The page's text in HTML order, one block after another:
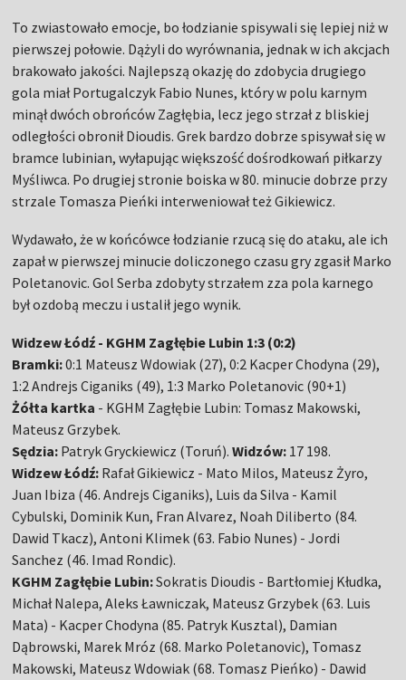
To zwiastowało emocje, bo łodzianie spisywali się lepiej niż w
pierwszej połowie. Dążyli do wyrównania, jednak w ich akcjach
brakowało jakości. Najlepszą okazję do zdobycia drugiego
gola miał Portugalczyk Fabio Nunes, który w polu karnym
minął dwóch obrońców Zagłębia, lecz jego strzał z bliskiej
odległości obronił Dioudis. Grek bardzo dobrze spisywał się w
bramce lubinian, wyłapując większość dośrodkowań piłkarzy
Myśliwca. Po drugiej stronie boiska w 80. minucie dobrze przy
strzale Tomasza Pieńki interweniował też Gikiewicz.
Wydawało, że w końcówce łodzianie rzucą się do ataku, ale ich
zapał w pierwszej minucie doliczonego czasu gry zgasił Marko
Poletanovic. Gol Serba zdobyty strzałem zza pola karnego
był ozdobą meczu i ustalił jego wynik.
Widzew Łódź - KGHM Zagłębie Lubin 1:3 (0:2)
Bramki:0:1 Mateusz Wdowiak (27), 0:2 Kacper Chodyna (29),
1:2 Andrejs Ciganiks (49), 1:3 Marko Poletanovic (90+1)
Żółta kartka - KGHM Zagłębie Lubin: Tomasz Makowski,
Mateusz Grzybek.
Sędzia: Patryk Gryckiewicz (Toruń).Widzów: 17 198.
Widzew Łódź: Rafał Gikiewicz - Mato Milos, Mateusz Żyro,
Juan Ibiza (46. Andrejs Ciganiks), Luis da Silva - Kamil
Cybulski, Dominik Kun, Fran Alvarez, Noah Diliberto (84.
Dawid Tkacz), Antoni Klimek (63. Fabio Nunes) - Jordi
Sanchez (46. Imad Rondic).
KGHM Zagłębie Lubin:Sokratis Dioudis - Bartłomiej Kłudka,
Michał Nalepa, Aleks Ławniczak, Mateusz Grzybek (63. Luis
Mata) - Kacper Chodyna (85. Patryk Kusztal), Damian
Dąbrowski, Marek Mróz (68. Marko Poletanovic), Tomasz
Makowski, Mateusz Wdowiak (68. Tomasz Pieńko) - Dawid